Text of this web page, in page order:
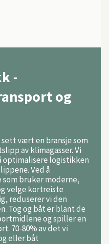
-
og
vært en bransje som
av klimagasser. Vi
optimalisere logistikken
Ved å
bruker moderne,
velge kortreiste
reduserer vi den
Tog og båt er blant de
og spiller en
70-80% av det vi
eller båt